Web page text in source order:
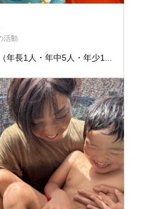
活動
年長1人・年中5人・年少1...